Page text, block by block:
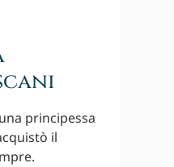
principessa
il